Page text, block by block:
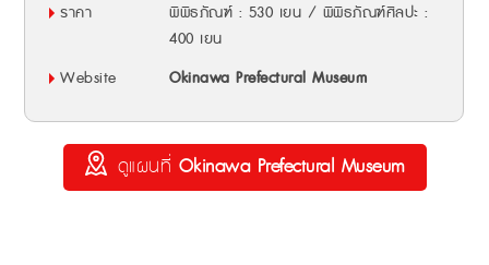
ราคา
พิพิธภัณฑ์ : 530 เยน / พิพิธภัณฑ์ศิลปะ :
400 เยน
Website
Okinawa Prefectural Museum
ดูแผนที่ Okinawa Prefectural Museum